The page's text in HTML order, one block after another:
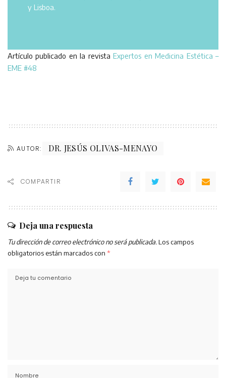
y Lisboa.
Artículo publicado en la revistaExpertos en Medicina Estética –
EME #48
AUTOR: DR. JESÚS OLIVAS-MENAYO
COMPARTIR
Deja una respuesta
Tu dirección de correo electrónico no será publicada. Los campos
obligatorios están marcados con *